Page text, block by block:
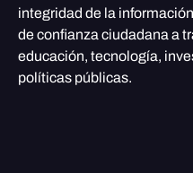
integridad de la
de confianza ciudadana a
educación, tecnología,
políticas públicas.